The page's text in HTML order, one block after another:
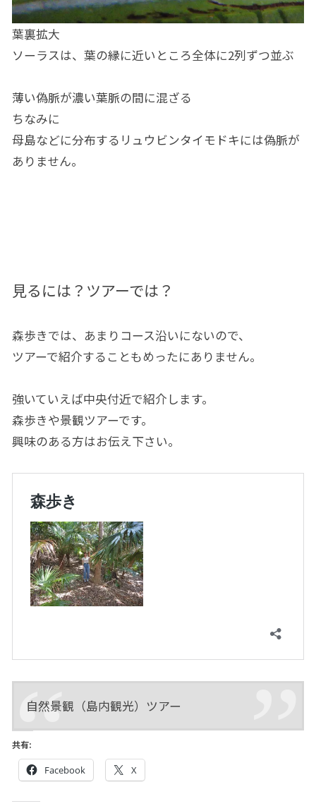
葉裏拡大
ソーラスは、葉の縁に近いところ全体に2列ずつ並ぶ
薄い偽脈が濃い葉脈の間に混ざる
ちなみに
母島などに分布するリュウビンタイモドキには偽脈が
ありません。
見るには？ツアーでは？
森歩きでは、あまりコース沿いにないので、
ツアーで紹介することもめったにありません。
強いていえば中央付近で紹介します。
森歩きや景観ツアーです。
興味のある方はお伝え下さい。
自然景観（島内観光）ツアー
共有:
Facebook X